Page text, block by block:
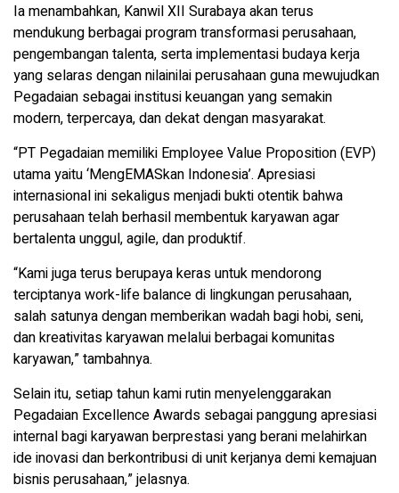
Ia menambahkan, Kanwil XII Surabaya akan terus
mendukung berbagai program transformasi perusahaan,
pengembangan talenta, serta implementasi budaya kerja
yang selaras dengan nilainilai perusahaan guna mewujudkan
Pegadaian sebagai institusi keuangan yang semakin
modern, terpercaya, dan dekat dengan masyarakat.
“PT Pegadaian memiliki Employee Value Proposition (EVP)
utama yaitu ‘MengEMASkan Indonesia’. Apresiasi
internasional ini sekaligus menjadi bukti otentik bahwa
perusahaan telah berhasil membentuk karyawan agar
bertalenta unggul, agile, dan produktif.
“Kami juga terus berupaya keras untuk mendorong
terciptanya work-life balance di lingkungan perusahaan,
salah satunya dengan memberikan wadah bagi hobi, seni,
dan kreativitas karyawan melalui berbagai komunitas
karyawan,” tambahnya.
Selain itu, setiap tahun kami rutin menyelenggarakan
Pegadaian Excellence Awards sebagai panggung apresiasi
internal bagi karyawan berprestasi yang berani melahirkan
ide inovasi dan berkontribusi di unit kerjanya demi kemajuan
bisnis perusahaan,” jelasnya.